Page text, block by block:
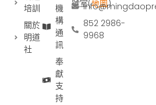
培訓
關於
明道
社
機
構
通
訊
奉
獻
支
持
號室(地圖)
852 2986-
9968